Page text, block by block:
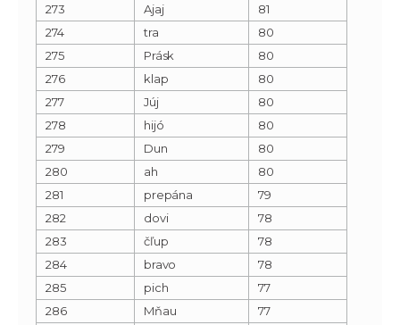
273
Ajaj
81
274
tra
80
275
Prásk
80
276
klap
80
277
Júj
80
278
hijó
80
279
Dun
80
280
ah
80
281
prepána
79
282
dovi
78
283
čľup
78
284
bravo
78
285
pich
77
286
Mňau
77